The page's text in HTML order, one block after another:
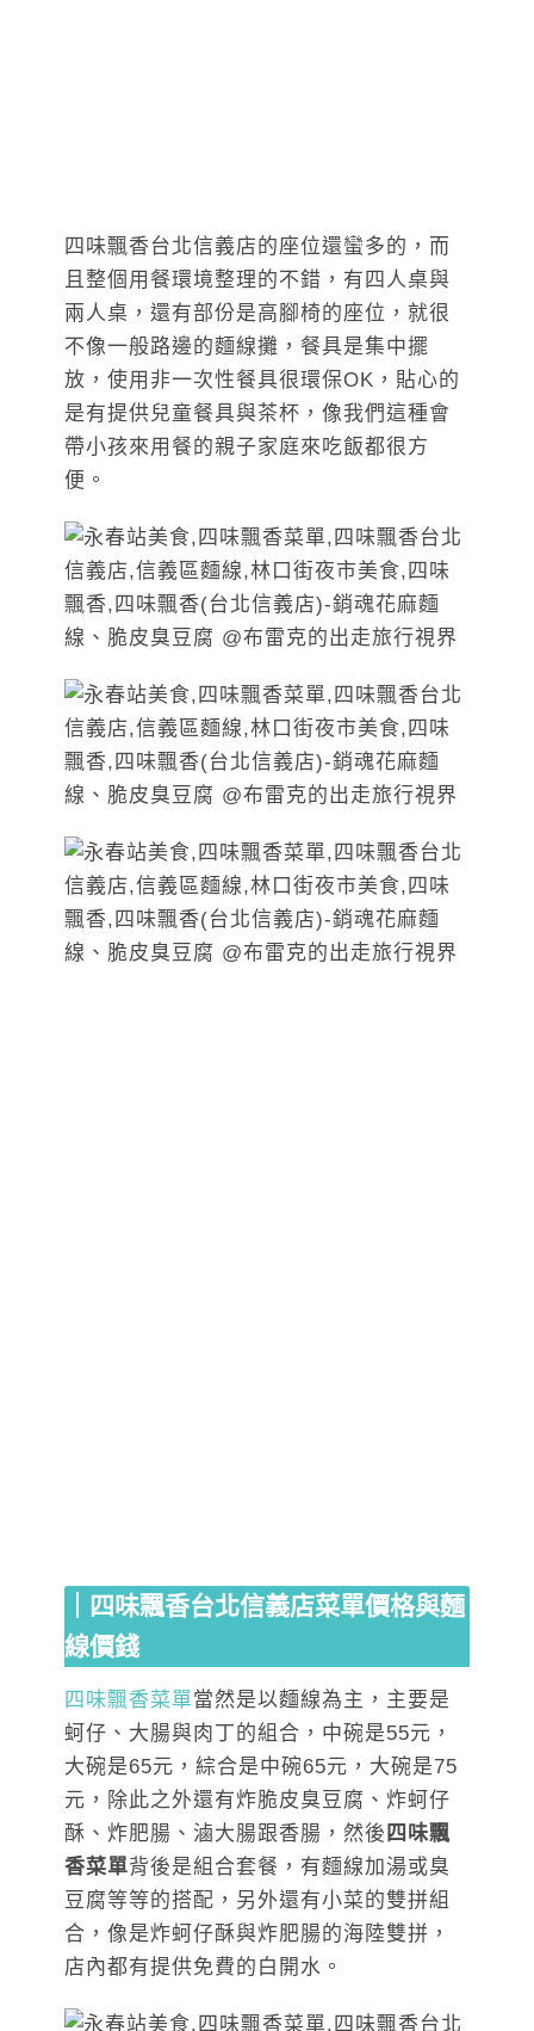
四味飄香台北信義店的座位還蠻多的，而
且整個用餐環境整理的不錯，有四人桌與
兩人桌，還有部份是高腳椅的座位，就很
不像一般路邊的麵線攤，餐具是集中擺
放，使用非一次性餐具很環保OK，貼心的
是有提供兒童餐具與茶杯，像我們這種會
帶小孩來用餐的親子家庭來吃飯都很方
便。
｜四味飄香台北信義店菜單價格與麵
線價錢
四味飄香菜單當然是以麵線為主，主要是
蚵仔、大腸與肉丁的組合，中碗是55元，
大碗是65元，綜合是中碗65元，大碗是75
元，除此之外還有炸脆皮臭豆腐、炸蚵仔
酥、炸肥腸、滷大腸跟香腸，然後 四味飄
香菜單背後是組合套餐，有麵線加湯或臭
豆腐等等的搭配，另外還有小菜的雙拼組
合，像是炸蚵仔酥與炸肥腸的海陸雙拼，
店內都有提供免費的白開水。